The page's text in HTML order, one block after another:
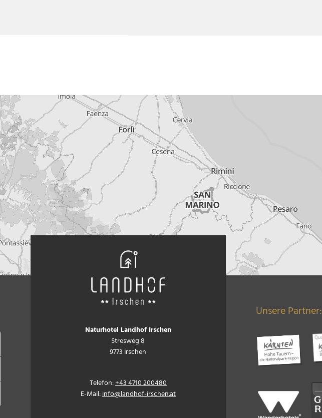
Naturhotel Landhof Irschen
Stresweg 8
9773 Irschen
Telefon:+43 4710 200480
E-Mail:info@landhof-irschen.at
Unsere Partner: